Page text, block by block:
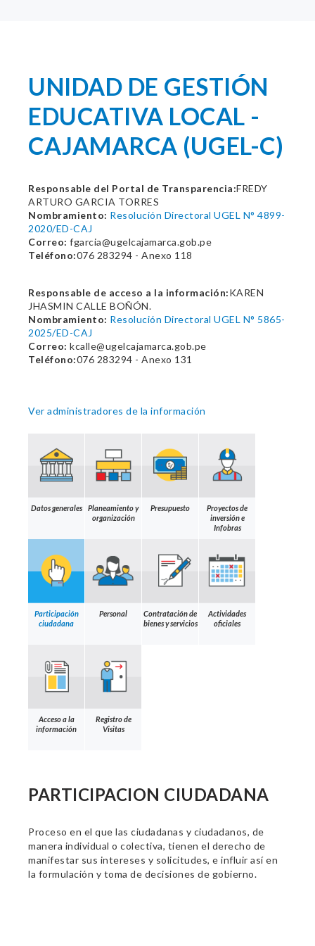
UNIDAD DE GESTIÓN
EDUCATIVA LOCAL -
CAJAMARCA (UGEL-C)
Responsable del Portal de Transparencia:FREDY
ARTURO GARCIA TORRES
Nombramiento: Resolución Directoral UGEL N° 4899-
2020/ED-CAJ
Correo: fgarcia@ugelcajamarca.gob.pe
Teléfono:076 283294 - Anexo 118
Responsable de acceso a la información:KAREN
JHASMIN CALLE BOÑÓN.
Nombramiento: Resolución Directoral UGEL N° 5865-
2025/ED-CAJ
Correo: kcalle@ugelcajamarca.gob.pe
Teléfono:076 283294 - Anexo 131
Ver administradores de la información
Datos generales
Planeamiento y
organización
Presupuesto
Proyectos de
inversión e
Infobras
Participación
ciudadana
Personal
Contratación de
bienes y servicios
Actividades
oficiales
Acceso a la
información
Registro de
Visitas
PARTICIPACION CIUDADANA
Proceso en el que las ciudadanas y ciudadanos, de
manera individual o colectiva, tienen el derecho de
manifestar sus intereses y solicitudes, e influir así en
la formulación y toma de decisiones de gobierno.